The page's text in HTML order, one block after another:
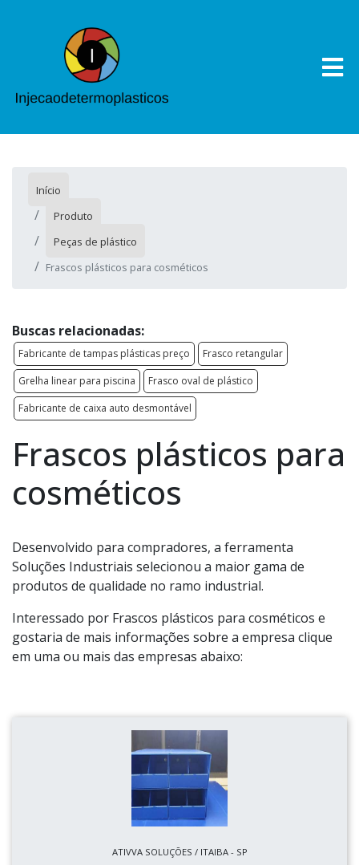
Início
Produto
Peças de plástico
Frascos plásticos para cosméticos
Buscas relacionadas:
Fabricante de tampas plásticas preço
Frasco retangular
Grelha linear para piscina
Frasco oval de plástico
Fabricante de caixa auto desmontável
Frascos plásticos para
cosméticos
Desenvolvido para compradores, a ferramenta
Soluções Industriais selecionou a maior gama de
produtos de qualidade no ramo industrial.
Interessado por Frascos plásticos para cosméticos e
gostaria de mais informações sobre a empresa clique
em uma ou mais das empresas abaixo:
ATIVVA SOLUÇÕES / ITAIBA - SP